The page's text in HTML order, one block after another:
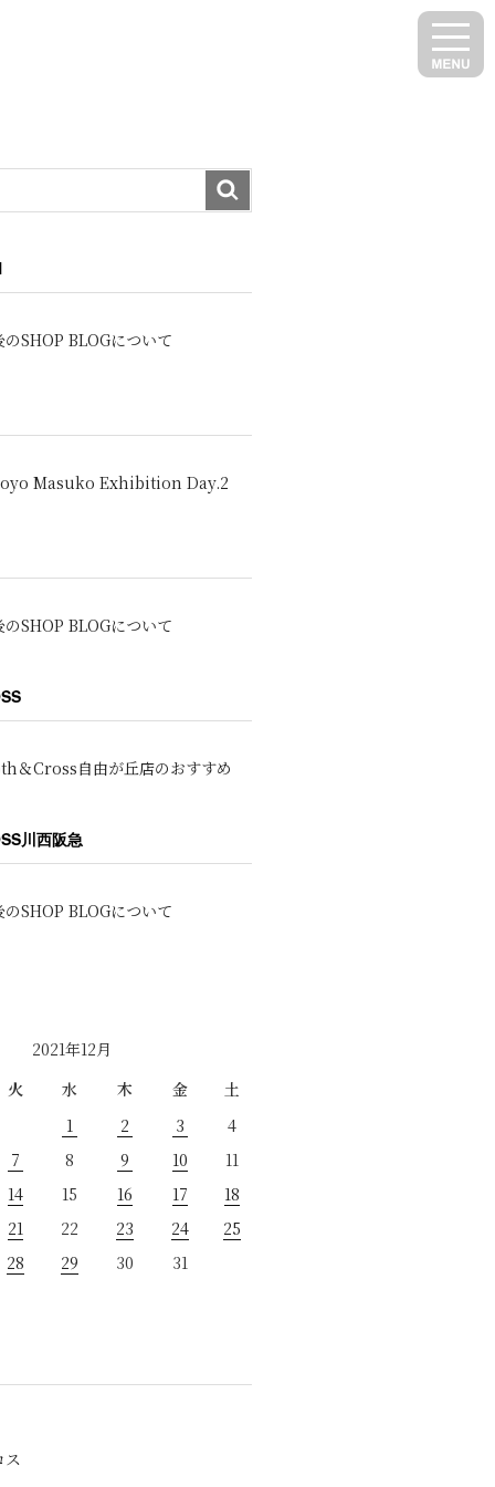
のSHOP BLOGについて
Masuko Exhibition Day.2
のSHOP BLOGについて
＆Cross自由が丘店のおすすめ
川西阪急
のSHOP BLOGについて
2021年12月
火 水 木 金
土
1
2 3
4
7 8 9 10
11
14 15 16 17
18
21 22 23 24
25
28 29 30
31
ス